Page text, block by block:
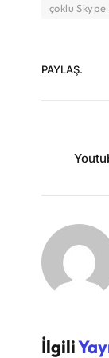
çoklu Skype
PAYLAŞ.
İlgili